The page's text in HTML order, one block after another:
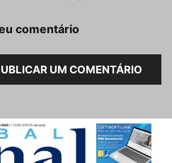
comentário
UM COMENTÁRIO